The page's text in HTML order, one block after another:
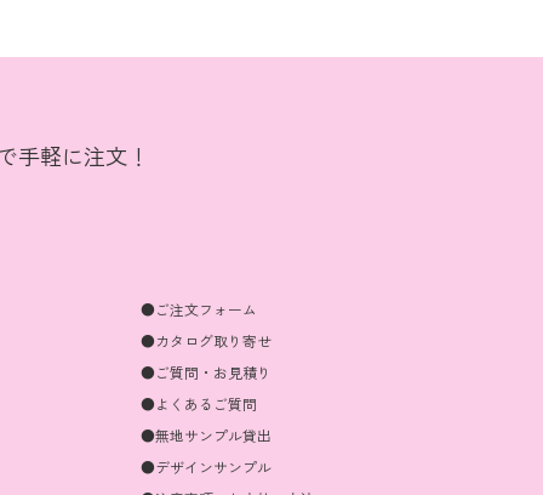
手軽に注文！
●ご注文フォーム
●カタログ取り寄せ
●ご質問・お見積り
●よくあるご質問
●無地サンプル貸出
●デザインサンプル